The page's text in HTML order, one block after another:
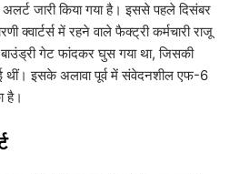
अलर्ट जारी किया गया है। इससे पहले दिसंबर
क्वार्टर्स में रहने वाले फैक्ट्री कर्मचारी राजू
गेट फांदकर घुस गया था, जिसकी
थीं। इसके अलावा पूर्व में संवेदनशील एफ-6
है।